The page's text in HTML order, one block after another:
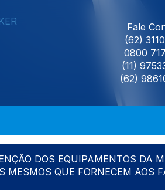
Fale
(62)
0800
(11)
(62)
DOS EQUIPAMENTOS DA
MESMOS QUE FORNECEM AOS